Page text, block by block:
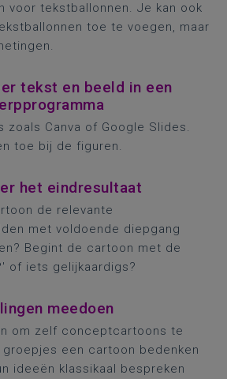
voor tekstballonnen. Je kan ook
toe te voegen, maar
tekst en beeld in een
zoals Canva of Google Slides.
toe bij de figuren.
het eindresultaat
de relevante
met voldoende diepgang
Begint de cartoon met de
of iets gelijkaardigs?
meedoen
om zelf conceptcartoons te
groepjes een cartoon bedenken
ideeën klassikaal bespreken